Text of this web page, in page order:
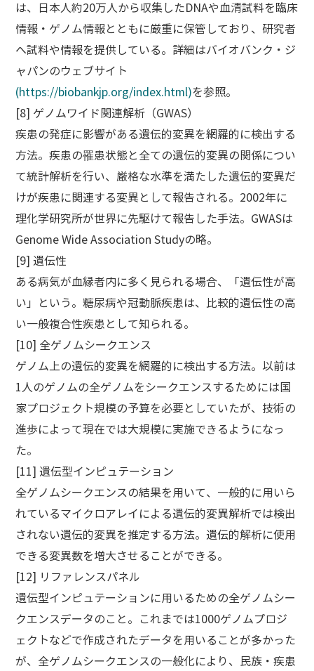
は、日本人約20万人から収集したDNAや血清試料を臨床
情報・ゲノム情報とともに厳重に保管しており、研究者
へ試料や情報を提供している。詳細はバイオバンク・ジ
ャパンのウェブサイト
(https://biobankjp.org/index.html)を参照。
[8] ゲノムワイド関連解析（GWAS）
疾患の発症に影響がある遺伝的変異を網羅的に検出する
方法。疾患の罹患状態と全ての遺伝的変異の関係につい
て統計解析を行い、厳格な水準を満たした遺伝的変異だ
けが疾患に関連する変異として報告される。2002年に
理化学研究所が世界に先駆けて報告した手法。GWASは
Genome Wide Association Studyの略。
[9] 遺伝性
ある病気が血縁者内に多く見られる場合、「遺伝性が高
い」という。糖尿病や冠動脈疾患は、比較的遺伝性の高
い一般複合性疾患として知られる。
[10] 全ゲノムシークエンス
ゲノム上の遺伝的変異を網羅的に検出する方法。以前は
1人のゲノムの全ゲノムをシークエンスするためには国
家プロジェクト規模の予算を必要としていたが、技術の
進歩によって現在では大規模に実施できるようになっ
た。
[11] 遺伝型インピュテーション
全ゲノムシークエンスの結果を用いて、一般的に用いら
れているマイクロアレイによる遺伝的変異解析では検出
されない遺伝的変異を推定する方法。遺伝的解析に使用
できる変異数を増大させることができる。
[12] リファレンスパネル
遺伝型インピュテーションに用いるための全ゲノムシー
クエンスデータのこと。これまでは1000ゲノムプロジ
ェクトなどで作成されたデータを用いることが多かった
が、全ゲノムシークエンスの一般化により、民族・疾患